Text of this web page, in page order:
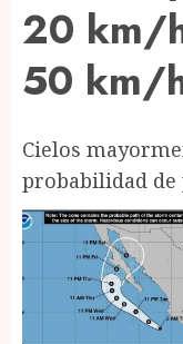
20 km/
50 km/
Cielos
probabilidad